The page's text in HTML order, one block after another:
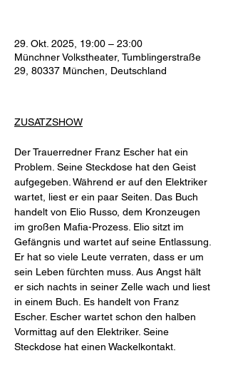
29. Okt. 2025, 19:00 – 23:00
Münchner Volkstheater, Tumblingerstraße
29, 80337 München, Deutschland
ZUSATZSHOW
Der Trauerredner Franz Escher hat ein
Problem. Seine Steckdose hat den Geist
aufgegeben. Während er auf den Elektriker
wartet, liest er ein paar Seiten. Das Buch
handelt von Elio Russo, dem Kronzeugen
im großen Mafia-Prozess. Elio sitzt im
Gefängnis und wartet auf seine Entlassung.
Er hat so viele Leute verraten, dass er um
sein Leben fürchten muss. Aus Angst hält
er sich nachts in seiner Zelle wach und liest
in einem Buch. Es handelt von Franz
Escher. Escher wartet schon den halben
Vormittag auf den Elektriker. Seine
Steckdose hat einen Wackelkontakt.